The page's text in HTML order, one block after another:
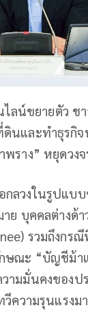
น์ขยายตัว ช
และทำธุรกิจ
ราง” หยุดวง
ลวงในรูปแบ
ย บุคคลต่าง
รวมถึงกร
ณะ “บัญชีม้า
มมั่นคงของป
ความรุนแรง